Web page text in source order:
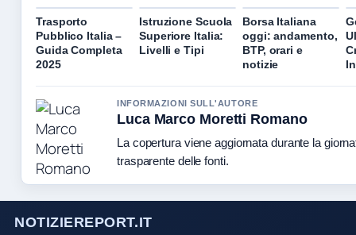
Trasporto
Pubblico Italia –
Guida Completa
2025
Istruzione Scuola
Superiore Italia:
Livelli e Tipi
Borsa Italiana
oggi: andamento,
BTP, orari e
notizie
INFORMAZIONI SULL'AUTORE
Luca Marco Moretti Romano
La copertura viene aggiornata durante la
trasparente delle fonti.
NOTIZIEREPORT.IT